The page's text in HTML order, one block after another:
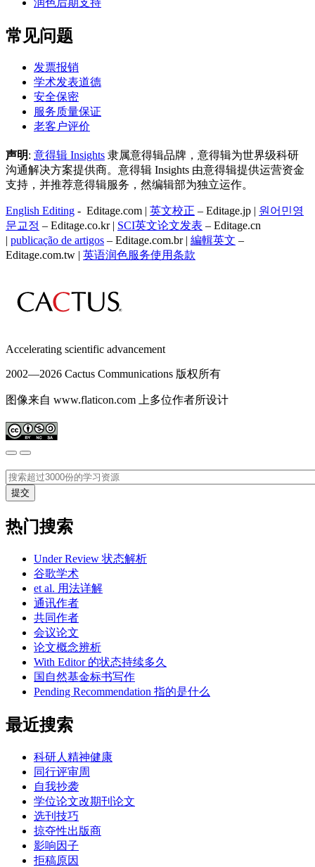
常见问题
发票报销
学术发表道德
安全保密
服务质量保证
老客户评价
声明: 意得辑 Insights 隶属意得辑品牌，意得辑为世界级科研
沟通解决方案提供商。意得辑 Insights 由意得辑提供运营资金
支持，并推荐意得辑服务，然编辑部为独立运作。
English Editing - Editage.com | 英文校正 – Editage.jp | 원어민영
문교정 – Editage.co.kr | SCI英文论文发表 – Editage.cn
| publicação de artigos – Editage.com.br | 編輯英文 –
Editage.com.tw | 英语润色服务使用条款
Accelerating scientific advancement
2002—2026 Cactus Communications 版权所有
图像来自 www.flaticon.com 上多位作者所设计
热门搜索
Under Review 状态解析
谷歌学术
et al. 用法详解
通讯作者
共同作者
会议论文
论文概念辨析
With Editor 的状态持续多久
国自然基金标书写作
Pending Recommendation 指的是什么
最近搜索
科研人精神健康
同行评审周
自我抄袭
学位论文改期刊论文
选刊技巧
掠夺性出版商
影响因子
拒稿原因